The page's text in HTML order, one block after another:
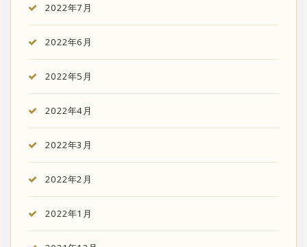
2022年7月
2022年6月
2022年5月
2022年4月
2022年3月
2022年2月
2022年1月